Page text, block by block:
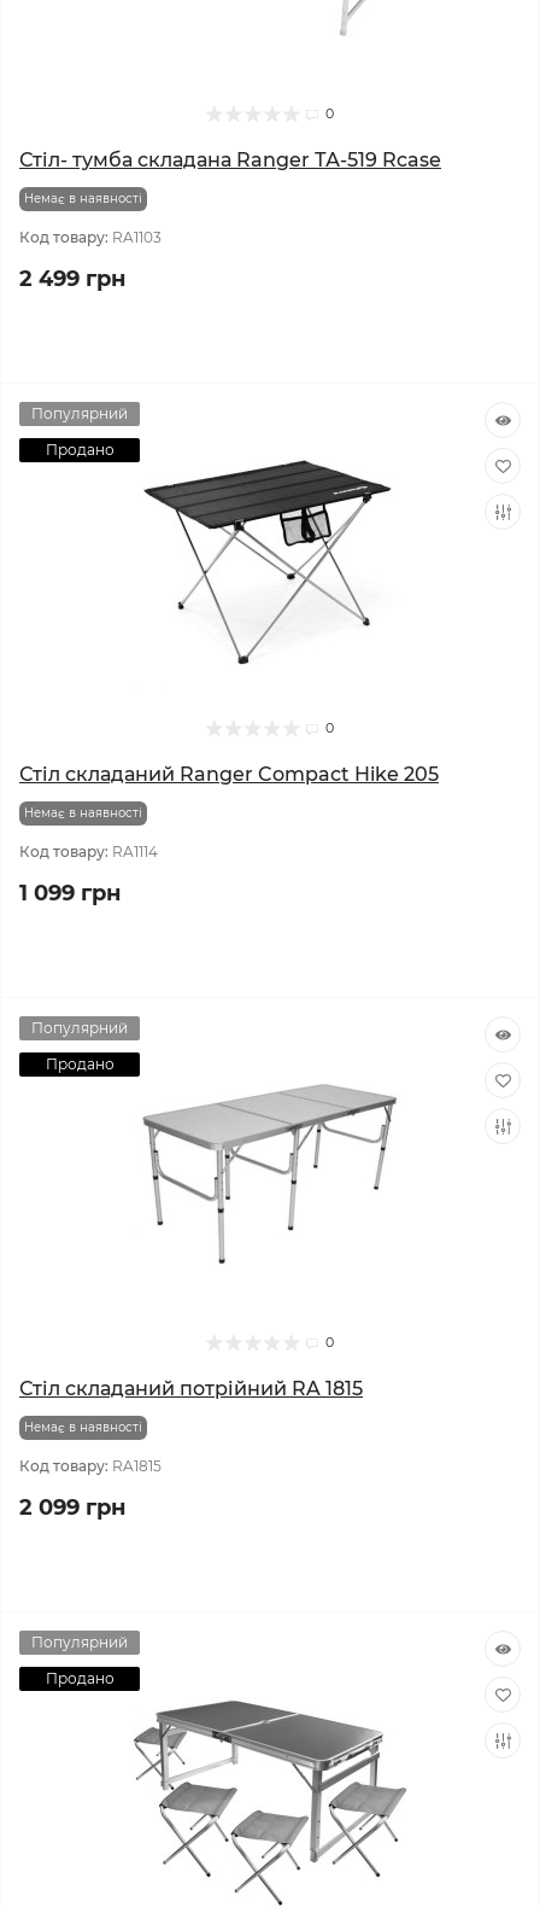
0
Стіл- тумба складана Ranger ТА-519 Rcase
Немає в наявності
Код товару: RA1103
2 499 грн
Популярний
Продано
0
Стіл складаний Ranger Compact Hike 205
Немає в наявності
Код товару: RA1114
1 099 грн
Популярний
Продано
0
Стіл складаний потрійний RA 1815
Немає в наявності
Код товару: RA1815
2 099 грн
Популярний
Продано